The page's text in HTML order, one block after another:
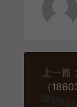
上一篇：